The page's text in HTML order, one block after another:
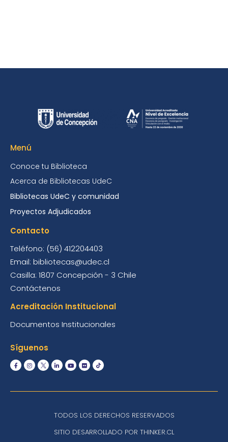
Menú
Conoce tu Biblioteca
Acerca de Bibliotecas UdeC
Bibliotecas UdeC y comunidad
Proyectos Adjudicados
Contacto
Teléfono: (56) 412204403
Email: bibliotecas@udec.cl
Casilla: 1807 Concepción - 3 Chile
Contáctenos
Acreditación Institucional
Documentos Institucionales
Síguenos
TODOS LOS DERECHOS RESERVADOS
SITIO DESARROLLADO POR THINKER.CL